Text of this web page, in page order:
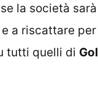
la società
a riscattare
tutti quelli di